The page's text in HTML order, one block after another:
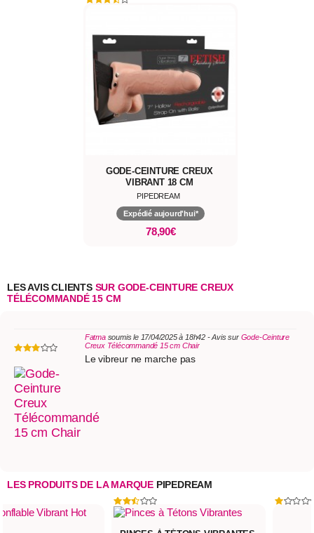
GODE-CEINTURE CREUX
VIBRANT 18 CM
PIPEDREAM
Expédié aujourd'hui*
78,90€
LES AVIS CLIENTSSUR GODE-CEINTURE CREUX
TÉLÉCOMMANDÉ 15 CM
Fatmasoumis le 17/04/2025 à 18h42 - Avis sur Gode-Ceinture
Creux Télécommandé 15 cm Chair
Le vibreur ne marche pas
LES PRODUITS DE LA MARQUE PIPEDREAM